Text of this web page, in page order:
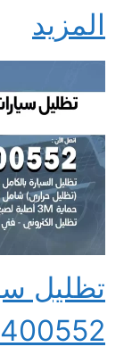
المزيد
تظليل